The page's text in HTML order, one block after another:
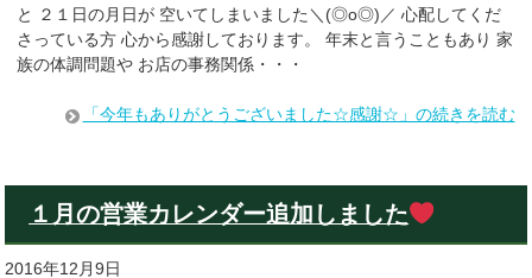
と ２１日の月日が 空いてしまいました＼(◎o◎)／ 心配してくだ
さっている方 心から感謝しております。 年末と言うこともあり 家
族の体調問題や お店の事務関係・・・
「今年もありがとうございました☆感謝☆」の続きを読む
１月の営業カレンダー追加しました
2016年12月9日